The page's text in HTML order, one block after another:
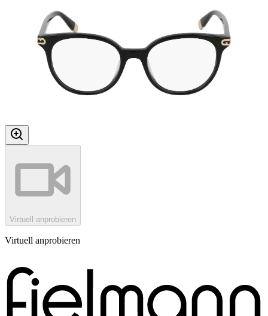
Virtuell anprobieren
Virtuell anprobieren